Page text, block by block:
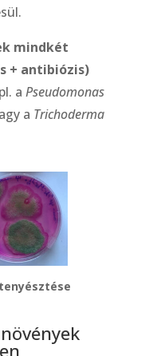
mindkét
+ antibiózis)
a Pseudomonas
a Trichoderma